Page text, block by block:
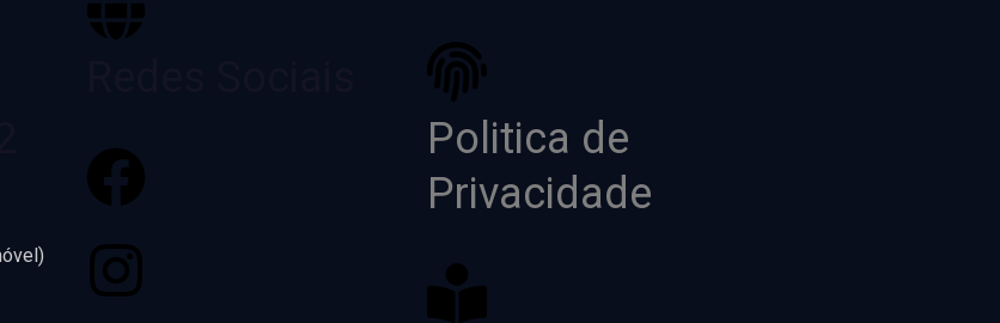
Politica de
Privacidade